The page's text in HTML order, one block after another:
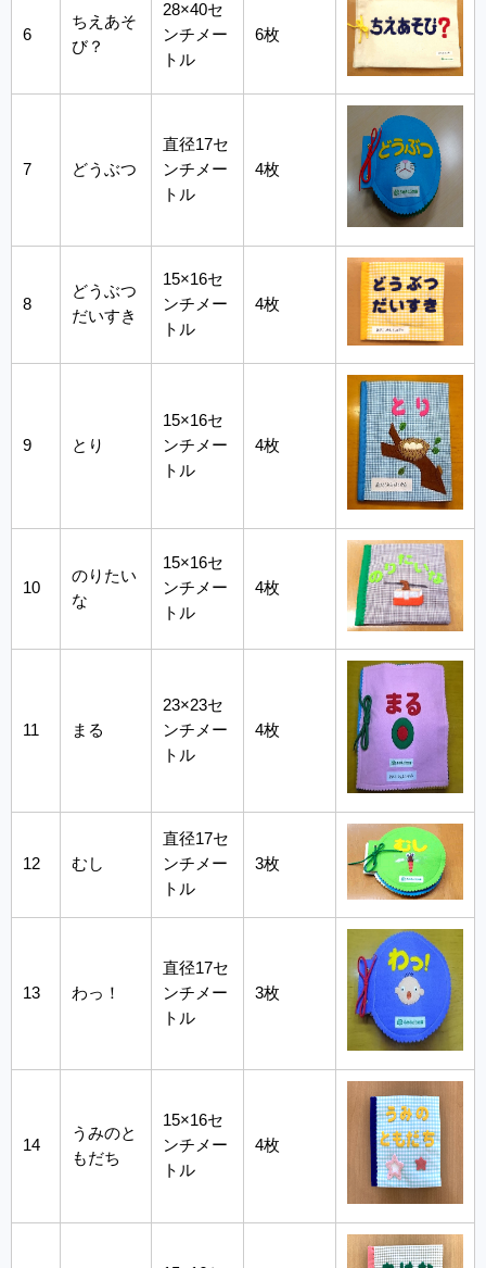
6
ちえあそ
び？
28×40セ
ンチメー
トル
6枚
7 どうぶつ
直径17セ
ンチメー
トル
4枚
8
どうぶつ
だいすき
15×16セ
ンチメー
トル
4枚
9 とり
15×16セ
ンチメー
トル
4枚
10
のりたい
な
15×16セ
ンチメー
トル
4枚
11 まる
23×23セ
ンチメー
トル
4枚
12 むし
直径17セ
ンチメー
トル
3枚
13 わっ！
直径17セ
ンチメー
トル
3枚
14
うみのと
もだち
15×16セ
ンチメー
トル
4枚